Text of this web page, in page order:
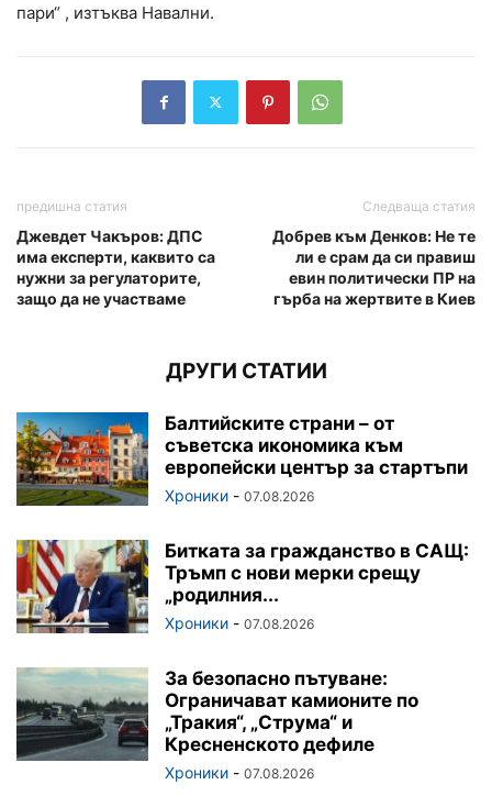
пари“ , изтъква Навални.
предишна статия
Джевдет Чакъров: ДПС
има експерти, каквито са
нужни за регулаторите,
защо да не участваме
Следваща статия
Добрев към Денков: Не те
ли е срам да си правиш
евин политически ПР на
гърба на жертвите в Киев
ДРУГИ СТАТИИ
Балтийските страни – от
съветска икономика към
европейски център за стартъпи
Хроники - 07.08.2026
Битката за гражданство в САЩ:
Тръмп с нови мерки срещу
„родилния...
Хроники - 07.08.2026
За безопасно пътуване:
Ограничават камионите по
„Тракия“, „Струма“ и
Кресненското дефиле
Хроники - 07.08.2026